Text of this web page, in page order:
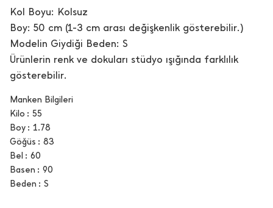
Kol Boyu: Kolsuz
Boy: 50 cm (1-3 cm arası değişkenlik gösterebilir.)
Modelin Giydiği Beden: S
Ürünlerin renk ve dokuları stüdyo ışığında farklılık
gösterebilir.
Manken Bilgileri
Kilo
55
Boy
1.78
Göğüs
83
Bel
60
Basen
90
Beden
S